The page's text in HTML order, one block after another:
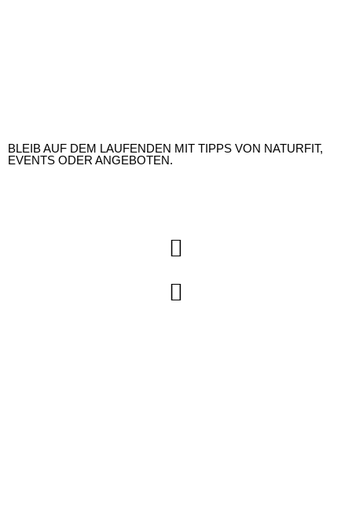
BLEIB AUF DEM LAUFENDEN MIT TIPPS VON NATURFIT,
EVENTS ODER ANGEBOTEN.